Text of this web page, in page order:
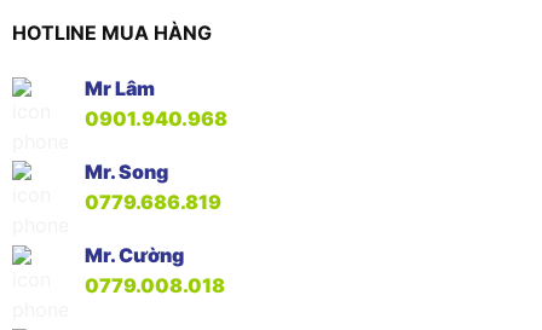
HOTLINE MUA HÀNG
Mr Lâm
0901.940.968
Mr. Song
0779.686.819
Mr. Cường
0779.008.018